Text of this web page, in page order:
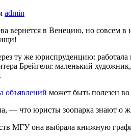
admin
вернется в Венецию, но совсем
ту же юриспруденцию:
Брейгеля: маленький
объявлений может быть полезен
— что юристы зоопарка знают о
МГУ она выбрала книжную